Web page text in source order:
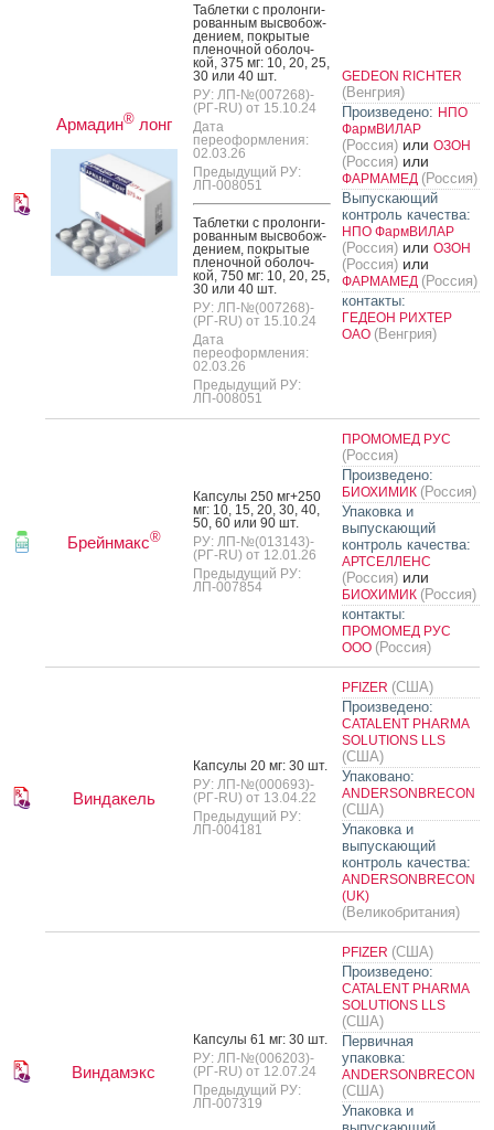
Армадин®лонг
Таб­летки с про­лон­ги­
рован­ным выс­во­бож­
де­ни­ем, пок­ры­тые
пле­ноч­ной обо­лоч­
кой, 375 мг: 10, 20, 25,
30 или 40 шт.
РУ: ЛП-№(007268)-
(РГ-RU) от 15.10.24
Дата
переоформления:
02.03.26
Предыдущий РУ:
ЛП-008051
Таб­летки с про­лон­ги­
рован­ным выс­во­бож­
де­ни­ем, пок­ры­тые
пле­ноч­ной обо­лоч­
кой, 750 мг: 10, 20, 25,
30 или 40 шт.
РУ: ЛП-№(007268)-
(РГ-RU) от 15.10.24
Дата
переоформления:
02.03.26
Предыдущий РУ:
ЛП-008051
GEDEON RICHTER
(Венгрия)
Произведено: НПО
ФармВИЛАР
(Россия) или ОЗОН
(Россия) или
ФАРМАМЕД (Россия)
Выпускающий
контроль качества:
НПО ФармВИЛАР
(Россия) или ОЗОН
(Россия) или
ФАРМАМЕД (Россия)
контакты:
ГЕДЕОН РИХТЕР
ОАО (Венгрия)
Брейнмакс®
Кап­су­лы 250 мг+250
мг: 10, 15, 20, 30, 40,
50, 60 или 90 шт.
РУ: ЛП-№(013143)-
(РГ-RU) от 12.01.26
Предыдущий РУ:
ЛП-007854
ПРОМОМЕД РУС
(Россия)
Произведено:
БИОХИМИК (Россия)
Упаковка и
выпускающий
контроль качества:
АРТСЕЛЛЕНС
(Россия) или
БИОХИМИК (Россия)
контакты:
ПРОМОМЕД РУС
ООО (Россия)
Виндакель
Кап­су­лы 20 мг: 30 шт.
РУ: ЛП-№(000693)-
(РГ-RU) от 13.04.22
Предыдущий РУ:
ЛП-004181
PFIZER (США)
Произведено:
CATALENT PHARMA
SOLUTIONS LLS
(США)
Упаковано:
ANDERSONBRECON
(США)
Упаковка и
выпускающий
контроль качества:
ANDERSONBRECON
(UK)
(Великобритания)
Виндамэкс
Кап­су­лы 61 мг: 30 шт.
РУ: ЛП-№(006203)-
(РГ-RU) от 12.07.24
Предыдущий РУ:
ЛП-007319
PFIZER (США)
Произведено:
CATALENT PHARMA
SOLUTIONS LLS
(США)
Первичная
упаковка:
ANDERSONBRECON
(США)
Упаковка и